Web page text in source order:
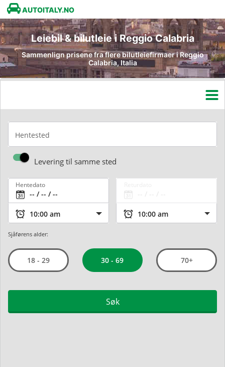
AUTOITALY.NO
Leiebil & bilutleie i Reggio Calabria
Sammenlign prisene fra flere bilutleiefirmaer i Reggio
Calabria, Italia
Hentested
Levering til samme sted
Hentedato
Sjåførens alder:
18 - 29 30 - 69 70+
Søk